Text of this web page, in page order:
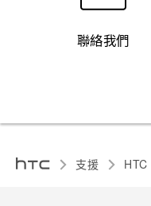
聯絡我們
支援